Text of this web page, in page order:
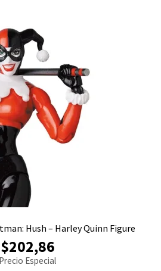
Hush – Harley Quinn Figure
$202,86
Precio Especial